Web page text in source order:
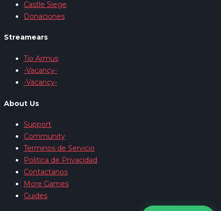
Castle Siege
Donaciones
Streamears
Tio Armus
-Vacancy-
-Vacancy-
About Us
Support
Community
Terminos de Servicio
Politica de Privacidad
Contactanos
More Games
Guides